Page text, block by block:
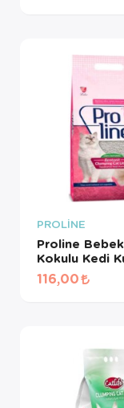
PROLİNE
Proline Bebek
Kokulu
116,00